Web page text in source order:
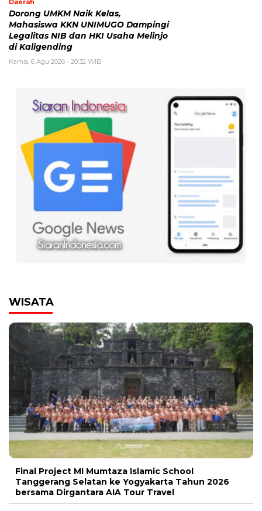
Dorong UMKM Naik Kelas,
Mahasiswa KKN UNIMUGO Dampingi
Legalitas NIB dan HKI Usaha Melinjo
di Kaligending
Kamis, 6 Agu 2026 - 20:32 WIB
WISATA
Final Project MI Mumtaza Islamic School
Tanggerang Selatan ke Yogyakarta Tahun 2026
bersama Dirgantara AIA Tour Travel